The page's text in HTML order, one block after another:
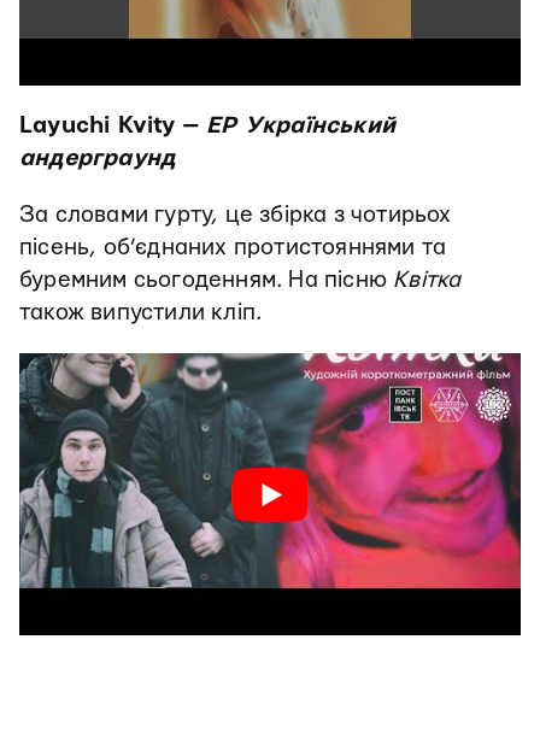
Layuchi Kvity — EP Український
андерграунд
За словами гурту, це збірка з чотирьох
пісень, об’єднаних протистояннями та
буремним сьогоденням. На пісню Квітка
також випустили кліп.